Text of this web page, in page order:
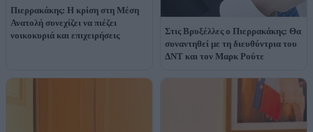
Πιερρακάκης: Η κρίση στη Μέση
Ανατολή συνεχίζει να πιέζει
νοικοκυριά και επιχειρήσεις
Στις Βρυξέλλες ο Πιερρακάκης: Θα
συναντηθεί με τη διευθύντρια του
ΔΝΤ και τον Μαρκ Ρούτε